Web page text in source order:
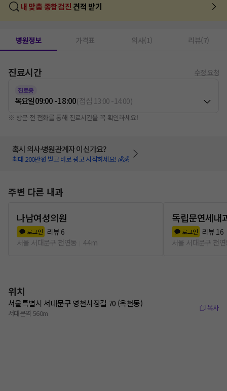
내 맞춤 종합검진 견적 받기
병원정보 가격표 의사(1) 리뷰(7)
진료시간 수정 요청
진료중
목요일09:00 - 18:00(점심 13:00-14:00)
※ 방문 전 전화를 통해 진료시간을 꼭 확인하세요!
혹시 의사·병원관계자 이신가요?
최대 200만원 받고 바로 광고 시작하세요! 💰💰
주변 다른 내과
나남여성의원
로그인 리뷰 6
서울 서대문구 천연동
44m
독립문연세내
로그인 리뷰 16
서울 서대문구 천
위치
서울특별시 서대문구 영천시장길 70 (옥천동)
서대문역 560m
복사